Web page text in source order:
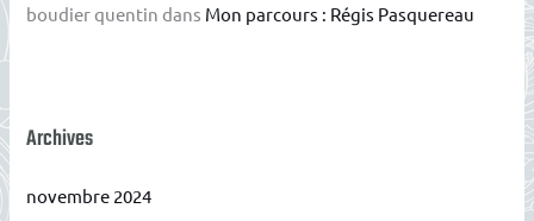
boudier quentin dans Mon parcours : Régis Pasquereau
Archives
novembre 2024